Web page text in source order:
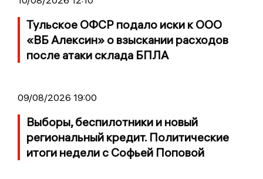
Тульское ОФСР подало иски к ООО
«ВБ Алексин» о взыскании расходов
после атаки склада БПЛА
09/08/2026 19:00
Выборы, беспилотники и новый
региональный кредит. Политические
итоги недели с Софьей Поповой